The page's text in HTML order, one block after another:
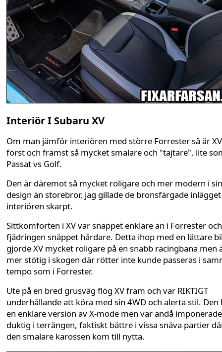
Interiör I Subaru XV
Om man jämför interiören med större Forrester så är XV
först och främst så mycket smalare och "tajtare", lite
Passat vs Golf.
Den är däremot så mycket roligare och mer modern i sin
design än storebror, jag gillade de bronsfärgade
interiören skarpt.
Sittkomforten i XV var snäppet enklare än i Forrester och
fjädringen snäppet hårdare. Detta ihop med en lättare
gjorde XV mycket roligare på en snabb racingbana men
mer stötig i skogen där rötter inte kunde passeras i
tempo som i Forrester.
Ute på en bred grusväg flög XV fram och var RIKTIGT
underhållande att köra med sin 4WD och alerta stil. Den
en enklare version av X-mode men var ändå imponerade
duktig i terrängen, faktiskt bättre i vissa snäva partier
den smalare karossen kom till nytta.